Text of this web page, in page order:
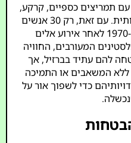
תמריצים כספיים, קרקע,
עבודה ותמיכה בהשתלבות תרבותית. עם זאת, רק 30 אנשים
הועברו לפני שהתוכנית קרסה ב-1970 לאחר אירוע אלים
המעורבים, החוויה
להם עתיד בברזיל, אך
ללא המשאבים או התמיכה
כדי לשפוך אור על